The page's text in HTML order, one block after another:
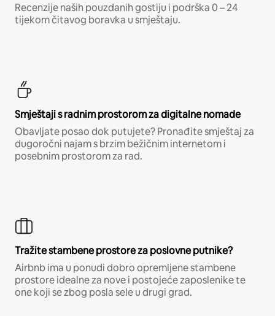
Recenzije naših pouzdanih gostiju i podrška 0 – 24
tijekom čitavog boravka u smještaju.
Smještaji s radnim prostorom za digitalne nomade
Obavljate posao dok putujete? Pronađite smještaj za
dugoročni najam s brzim bežičnim internetom i
posebnim prostorom za rad.
Tražite stambene prostore za poslovne putnike?
Airbnb ima u ponudi dobro opremljene stambene
prostore idealne za nove i postojeće zaposlenike te
one koji se zbog posla sele u drugi grad.